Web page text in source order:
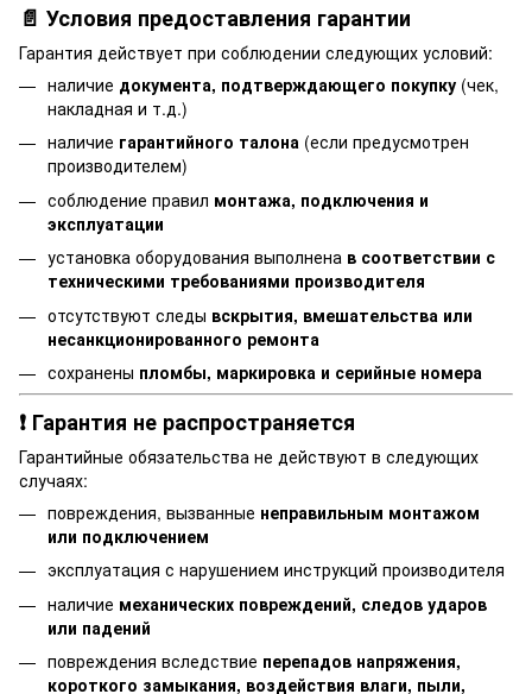
📄 Условия предоставления гарантии
Гарантия действует при соблюдении следующих условий:
наличие документа, подтверждающего покупку (чек,
накладная и т.д.)
наличие гарантийного талона (если предусмотрен
производителем)
соблюдение правил монтажа, подключения и
эксплуатации
установка оборудования выполнена в соответствии с
техническими требованиями производителя
отсутствуют следы вскрытия, вмешательства или
несанкционированного ремонта
сохранены пломбы, маркировка и серийные номера
❗ Гарантия не распространяется
Гарантийные обязательства не действуют в следующих
случаях:
повреждения, вызванные неправильным монтажом
или подключением
эксплуатация с нарушением инструкций производителя
наличие механических повреждений, следов ударов
или падений
повреждения вследствие перепадов напряжения,
короткого замыкания, воздействия влаги, пыли,